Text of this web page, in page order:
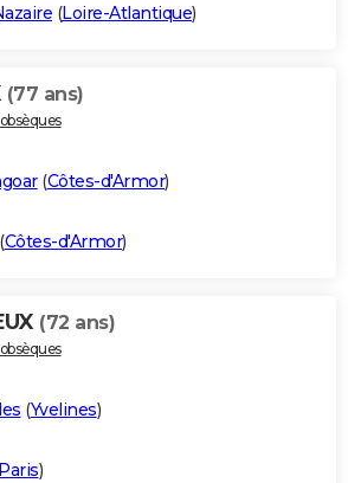
(Loire-Atlantique)
(77 ans)
(Côtes-d'Armor)
(Côtes-d'Armor)
(72 ans)
(Yvelines)
)